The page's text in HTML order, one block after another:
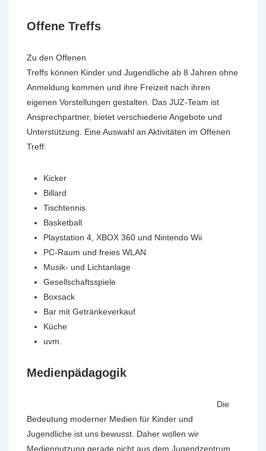
Offene Treffs
Zu den Offenen
Treffs können Kinder und Jugendliche ab 8 Jahren ohne
Anmeldung kommen und ihre Freizeit nach ihren
eigenen Vorstellungen gestalten. Das JUZ-Team ist
Ansprechpartner, bietet verschiedene Angebote und
Unterstützung. Eine Auswahl an Aktivitäten im Offenen
Treff:
Kicker
Billard
Tischtennis
Basketball
Playstation 4, XBOX 360 und Nintendo Wii
PC-Raum und freies WLAN
Musik- und Lichtanlage
Gesellschaftsspiele
Boxsack
Bar mit Getränkeverkauf
Küche
uvm.
Medienpädagogik
Die
Bedeutung moderner Medien für Kinder und
Jugendliche ist uns bewusst. Daher wollen wir
Mediennutzung gerade nicht aus dem Jugendzentrum